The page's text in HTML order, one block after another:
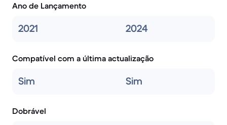
Ano de Lançamento
2021 2024
Compatível com a última actualização
Sim Sim
Dobrável